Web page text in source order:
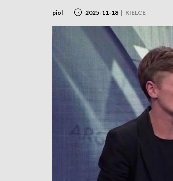
piol 2025-11-18 | KIELCE